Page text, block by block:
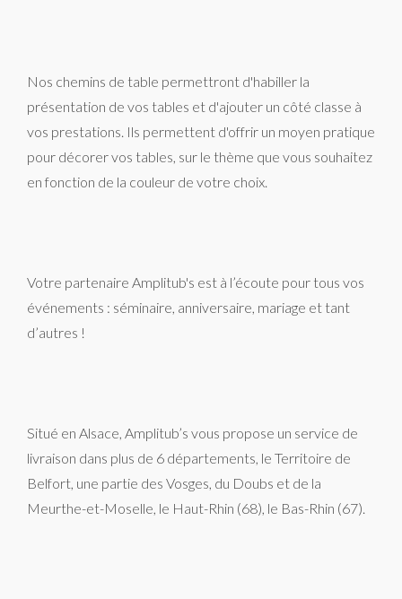
Nos chemins de table permettront d'habiller la
présentation de vos tables et d'ajouter un côté classe à
vos prestations. Ils permettent d'offrir un moyen pratique
pour décorer vos tables, sur le thème que vous souhaitez
en fonction de la couleur de votre choix.
Votre partenaire Amplitub's est à l’écoute pour tous vos
événements : séminaire, anniversaire, mariage et tant
d’autres !
Situé en Alsace, Amplitub’s vous propose un service de
livraison dans plus de 6 départements, le Territoire de
Belfort, une partie des Vosges, du Doubs et de la
Meurthe-et-Moselle, le Haut-Rhin (68), le Bas-Rhin (67).